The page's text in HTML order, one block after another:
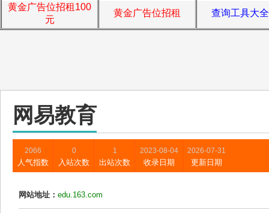
黄金广告位招租100
元
黄金广告位招租 查询工具大
网易教育
2066
人气指数
0
入站次数
1
出站次数
2023-08-04
收录日期
2026-07-31
更新日期
网站地址： edu.163.com